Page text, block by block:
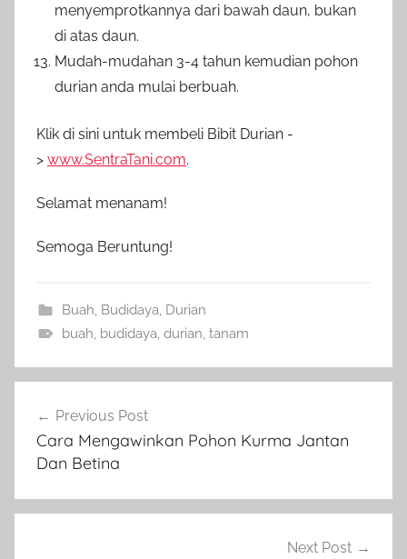
menyemprotkannya dari bawah daun, bukan
di atas daun.
Mudah-mudahan 3-4 tahun kemudian pohon
durian anda mulai berbuah.
Klik di sini untuk membeli Bibit Durian -
> www.SentraTani.com.
Selamat menanam!
Semoga Beruntung!
Buah Budidaya Durian
buah budidaya durian tanam
pos
Previous Post
Cara Mengawinkan Pohon Kurma Jantan
Dan Betina
Next Post